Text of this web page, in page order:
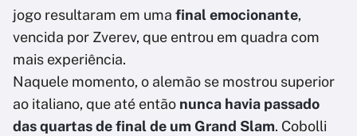
jogo resultaram em uma final emocionante,
vencida por Zverev, que entrou em quadra com
mais experiência.
Naquele momento, o alemão se mostrou superior
ao italiano, que até então nunca havia passado
das quartas de final de um Grand Slam. Cobolli